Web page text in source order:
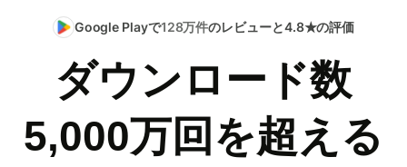
Google Playで128万件のレビューと4.8★の評価
ダウンロード数
5,000万回を超える